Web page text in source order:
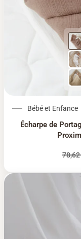
Bébé et Enfance
Écharpe de
78,62